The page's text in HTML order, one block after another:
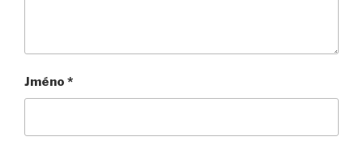
Jméno *